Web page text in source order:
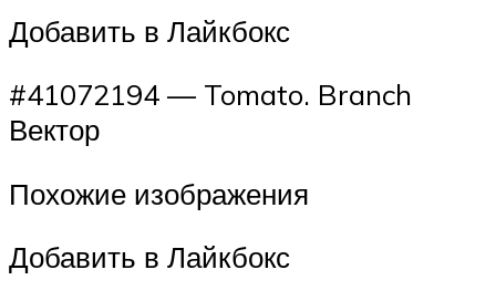
Добавить в Лайкбокс
#41072194 — Tomato. Branch
Вектор
Похожие изображения
Добавить в Лайкбокс